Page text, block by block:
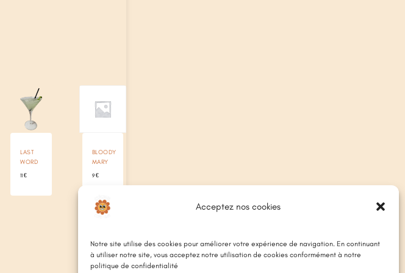
Acceptez nos cookies
Notre site utilise des cookies pour améliorer votre expérience de navigation. En continuant
à utiliser notre site, vous acceptez notre utilisation de cookies conformément à notre
politique de confidentialité
LAST
WORD
11 €
BLOODY
MARY
9 €